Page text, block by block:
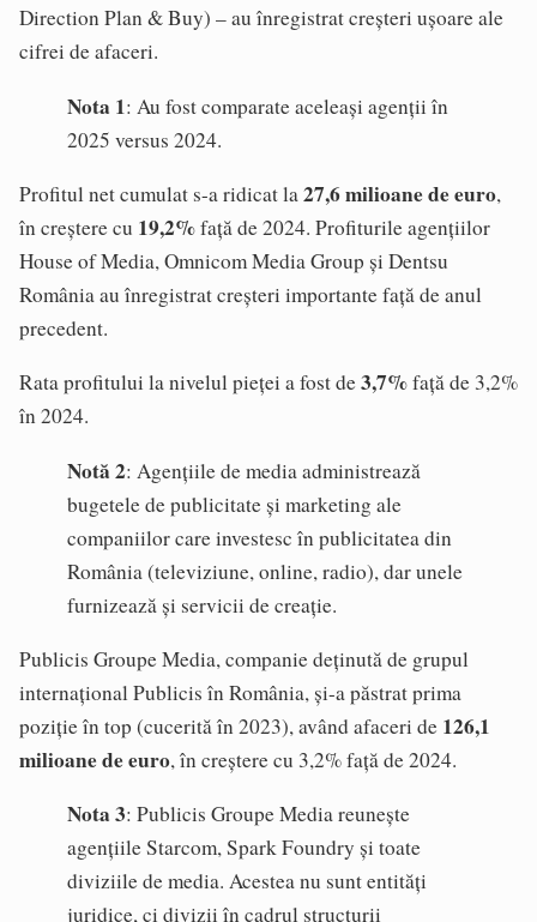
Direction Plan & Buy) – au înregistrat creșteri ușoare ale
cifrei de afaceri.
Nota 1: Au fost comparate aceleași agenții în
2025 versus 2024.
Profitul net cumulat s-a ridicat la27,6 milioane de euro,
în creștere cu 19,2%față de 2024. Profiturile agențiilor
House of Media, Omnicom Media Group și Dentsu
România au înregistrat creșteri importante față de anul
precedent.
Rata profitului la nivelul pieței a fost de3,7%față de 3,2%
în 2024.
Notă 2: Agențiile de media administrează
bugetele de publicitate și marketing ale
companiilor care investesc în publicitatea din
România (televiziune, online, radio), dar unele
furnizează și servicii de creație.
Publicis Groupe Media, companie deținută de grupul
internațional Publicis în România, și-a păstrat prima
poziție în top (cucerită în 2023), având afaceri de 126,1
milioane de euro, în creștere cu 3,2% față de 2024.
Nota 3: Publicis Groupe Media reunește
agențiile Starcom, Spark Foundry și toate
diviziile de media. Acestea nu sunt entități
juridice, ci divizii în cadrul structurii